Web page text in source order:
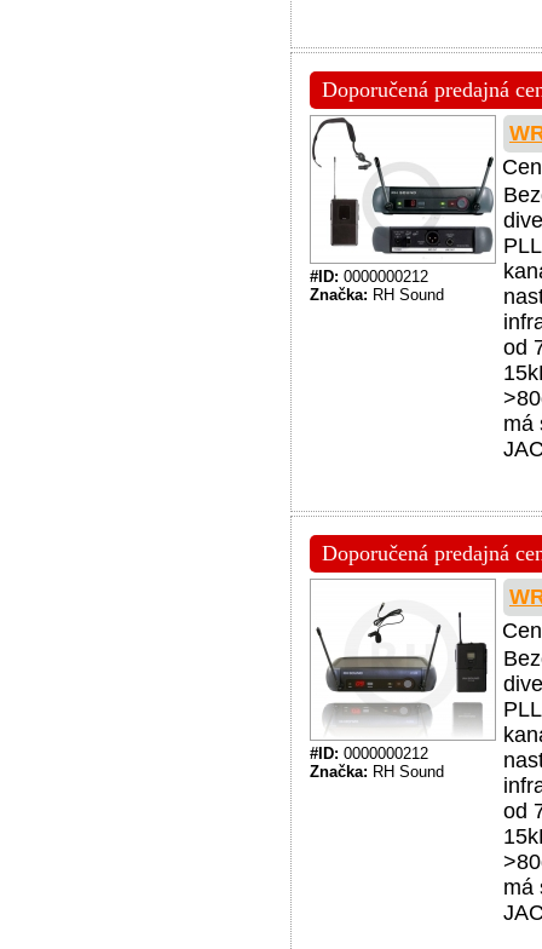
Doporučená predajná
#ID: 0000000212
Značka: RH Sound
od
má
Doporučená predajná
#ID: 0000000212
Značka: RH Sound
od
má